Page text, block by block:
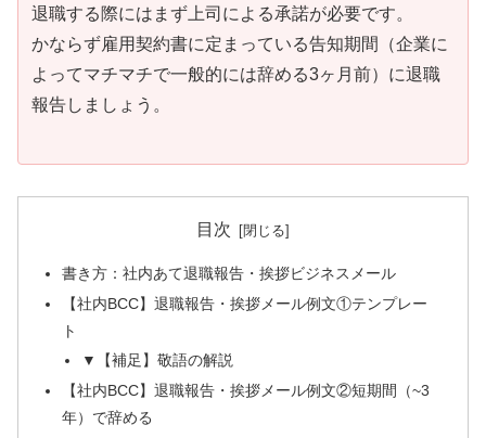
退職する際にはまず上司による承諾が必要です。
かならず雇用契約書に定まっている告知期間（企業に
よってマチマチで一般的には辞める3ヶ月前）に退職
報告しましょう。
目次
書き方：社内あて退職報告・挨拶ビジネスメール
【社内BCC】退職報告・挨拶メール例文①テンプレー
ト
▼【補足】敬語の解説
【社内BCC】退職報告・挨拶メール例文②短期間（~3
年）で辞める